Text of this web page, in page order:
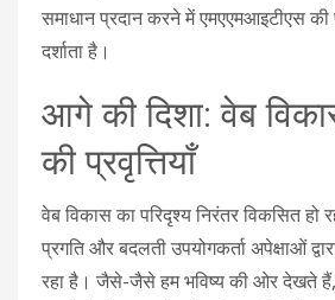
समाधान प्रदान करने में एमएएमआइटीएस की
दर्शाता है।
आगे की दिशा: वेब
की प्रवृत्तियाँ
वेब विकास का परिदृश्य निरंतर विकसित हो
प्रगति और बदलती उपयोगकर्ता अपेक्षाओं
रहा है। जैसे-जैसे हम भविष्य की ओर देखते